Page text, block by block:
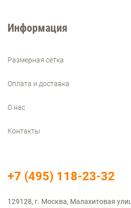
Информация
Размерная сетка
Оплата и доставка
О нас
Контакты
129128, г. Москва, Малахитовая
+7 (495) 118-23-32